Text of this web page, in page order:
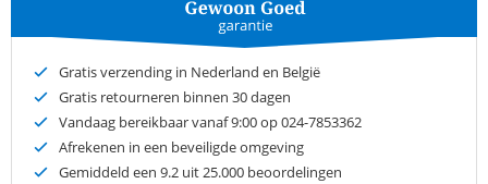
Gratis verzending in Nederland en België
Gratis retourneren binnen 30 dagen
Vandaag bereikbaar vanaf 9:00 op 024-7853362
Afrekenen in een beveiligde omgeving
Gemiddeld een 9.2 uit 25.000 beoordelingen